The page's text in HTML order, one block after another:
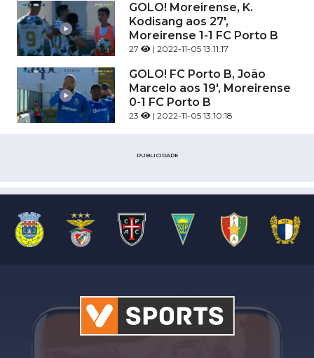
GOLO! Moreirense, K.
Kodisang aos 27',
Moreirense 1-1 FC Porto B
27 | 2022-11-05 13:11:17
GOLO! FC Porto B, João
Marcelo aos 19', Moreirense
0-1 FC Porto B
23 | 2022-11-05 13:10:18
PUBLICIDADE